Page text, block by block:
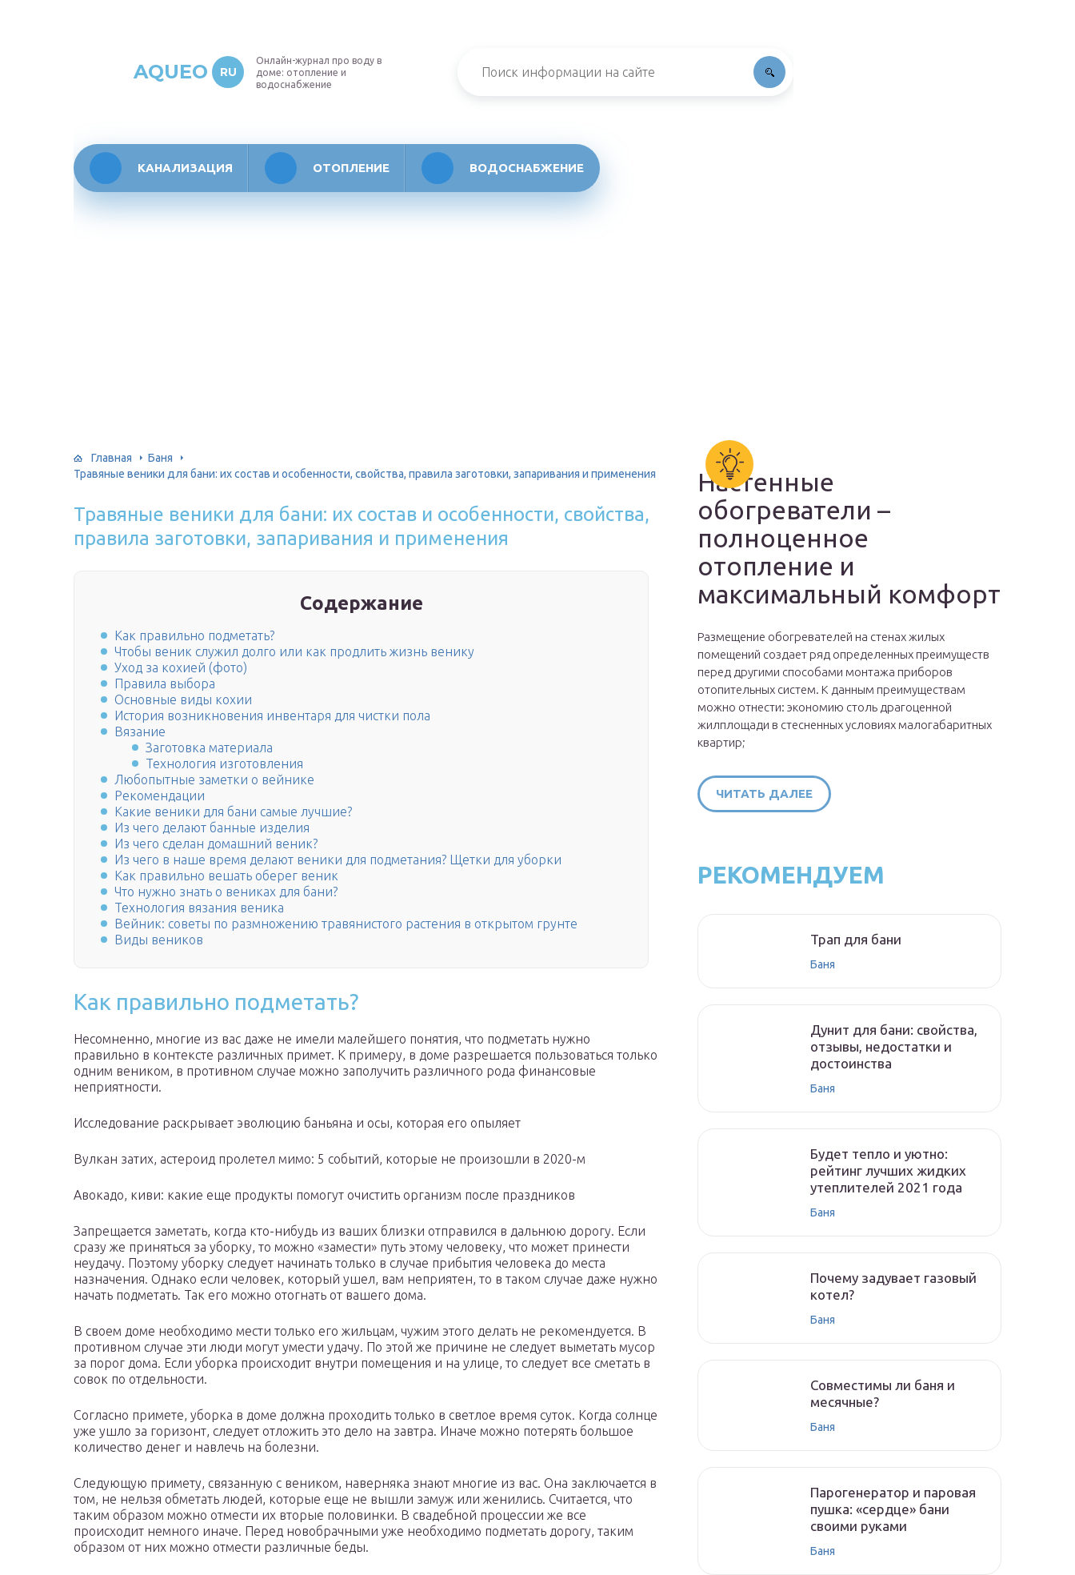
AQUEO RU
Онлайн-журнал про воду в
доме: отопление и
водоснабжение
КАНАЛИЗАЦИЯ ОТОПЛЕНИЕ ВОДОСНАБЖЕНИЕ
Главная
Баня
Травяные веники для бани: их состав и особенности, свойства, правила заготовки, запаривания и применения
Травяные веники для бани: их состав и особенности, свойства,
правила заготовки, запаривания и применения
Содержание
Как правильно подметать?
Чтобы веник служил долго или как продлить жизнь венику
Уход за кохией (фото)
Правила выбора
Основные виды кохии
История возникновения инвентаря для чистки пола
Вязание
Заготовка материала
Технология изготовления
Любопытные заметки о вейнике
Рекомендации
Какие веники для бани самые лучшие?
Из чего делают банные изделия
Из чего сделан домашний веник?
Из чего в наше время делают веники для подметания? Щетки для уборки
Как правильно вешать оберег веник
Что нужно знать о вениках для бани?
Технология вязания веника
Вейник: советы по размножению травянистого растения в открытом грунте
Виды веников
Как правильно подметать?
Несомненно, многие из вас даже не имели малейшего понятия, что подметать нужно
правильно в контексте различных примет. К примеру, в доме разрешается пользоваться только
одним веником, в противном случае можно заполучить различного рода финансовые
неприятности.
Исследование раскрывает эволюцию баньяна и осы, которая его опыляет
Вулкан затих, астероид пролетел мимо: 5 событий, которые не произошли в 2020-м
Авокадо, киви: какие еще продукты помогут очистить организм после праздников
Запрещается заметать, когда кто-нибудь из ваших близки отправился в дальнюю дорогу. Если
сразу же приняться за уборку, то можно «замести» путь этому человеку, что может принести
неудачу. Поэтому уборку следует начинать только в случае прибытия человека до места
назначения. Однако если человек, который ушел, вам неприятен, то в таком случае даже нужно
начать подметать. Так его можно отогнать от вашего дома.
В своем доме необходимо мести только его жильцам, чужим этого делать не рекомендуется. В
противном случае эти люди могут умести удачу. По этой же причине не следует выметать мусор
за порог дома. Если уборка происходит внутри помещения и на улице, то следует все сметать в
совок по отдельности.
Согласно примете, уборка в доме должна проходить только в светлое время суток. Когда солнце
уже ушло за горизонт, следует отложить это дело на завтра. Иначе можно потерять большое
количество денег и навлечь на болезни.
Следующую примету, связанную с веником, наверняка знают многие из вас. Она заключается в
том, не нельзя обметать людей, которые еще не вышли замуж или женились. Считается, что
таким образом можно отмести их вторые половинки. В свадебной процессии же все
происходит немного иначе. Перед новобрачными уже необходимо подметать дорогу, таким
образом от них можно отмести различные беды.
Настенные
обогреватели –
полноценное
отопление и
максимальный комфорт
Размещение обогревателей на стенах жилых
помещений создает ряд определенных преимуществ
перед другими способами монтажа приборов
отопительных систем. К данным преимуществам
можно отнести: экономию столь драгоценной
жилплощади в стесненных условиях малогабаритных
квартир;
ЧИТАТЬ ДАЛЕЕ
РЕКОМЕНДУЕМ
Трап для бани
Баня
Дунит для бани: свойства,
отзывы, недостатки и
достоинства
Баня
Будет тепло и уютно:
рейтинг лучших жидких
утеплителей 2021 года
Баня
Почему задувает газовый
котел?
Баня
Совместимы ли баня и
месячные?
Баня
Парогенератор и паровая
пушка: «сердце» бани
своими руками
Баня